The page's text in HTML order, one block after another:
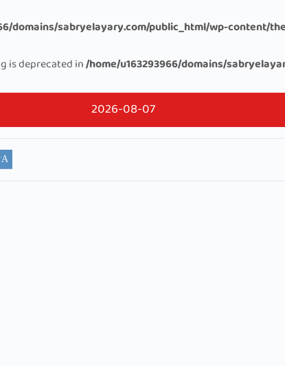
domains/sabryelayary.com/public_html/wp-content/
is deprecated in/home/u163293966/domains/
2026-08-07
A⁺